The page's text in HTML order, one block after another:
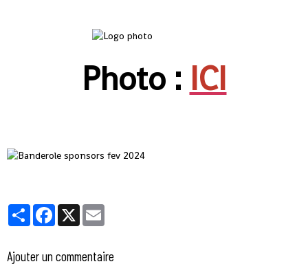
Photo : ICI
PartagerFacebook
X
Ajouter un commentaire